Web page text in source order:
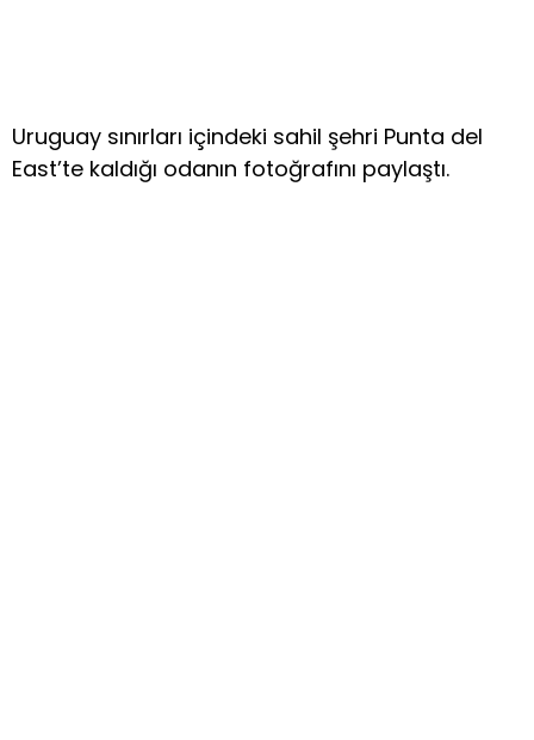
Uruguay sınırları içindeki sahil şehri Punta del
East’te kaldığı odanın fotoğrafını paylaştı.